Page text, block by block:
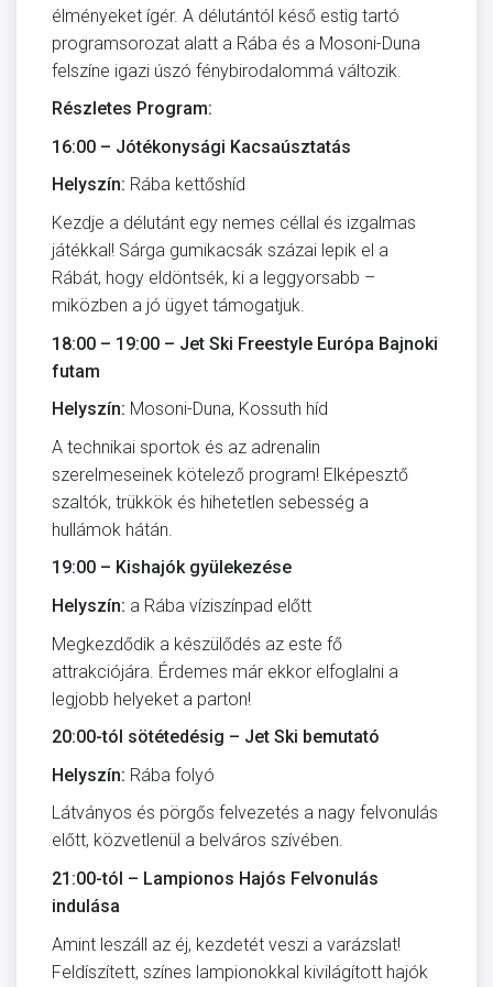
élményeket ígér. A délutántól késő estig tartó
programsorozat alatt a Rába és a Mosoni-Duna
felszíne igazi úszó fénybirodalommá változik.
Részletes Program:
16:00 – Jótékonysági Kacsaúsztatás
Helyszín: Rába kettőshíd
Kezdje a délutánt egy nemes céllal és izgalmas
játékkal! Sárga gumikacsák százai lepik el a
Rábát, hogy eldöntsék, ki a leggyorsabb –
miközben a jó ügyet támogatjuk.
18:00 – 19:00 – Jet Ski Freestyle Európa Bajnoki
futam
Helyszín: Mosoni-Duna, Kossuth híd
A technikai sportok és az adrenalin
szerelmeseinek kötelező program! Elképesztő
szaltók, trükkök és hihetetlen sebesség a
hullámok hátán.
19:00 – Kishajók gyülekezése
Helyszín: a Rába víziszínpad előtt
Megkezdődik a készülődés az este fő
attrakciójára. Érdemes már ekkor elfoglalni a
legjobb helyeket a parton!
20:00-tól sötétedésig – Jet Ski bemutató
Helyszín: Rába folyó
Látványos és pörgős felvezetés a nagy felvonulás
előtt, közvetlenül a belváros szívében.
21:00-tól – Lampionos Hajós Felvonulás
indulása
Amint leszáll az éj, kezdetét veszi a varázslat!
Feldíszített, színes lampionokkal kivilágított hajók